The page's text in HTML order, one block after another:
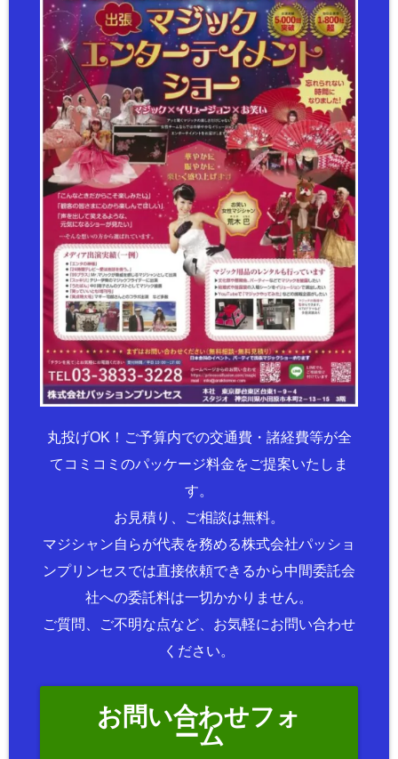
丸投げOK！ご予算内での交通費・諸経費等が全
てコミコミのパッケージ料金をご提案いたしま
す。
お見積り、ご相談は無料。
マジシャン自らが代表を務める株式会社パッショ
ンプリンセスでは直接依頼できるから中間委託会
社への委託料は一切かかりません。
ご質問、ご不明な点など、お気軽にお問い合わせ
ください。
お問い合わせフォ
ーム